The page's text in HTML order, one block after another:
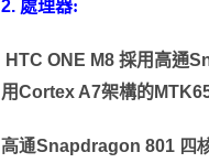
2. 處理器:
HTC ONE M8 採用高通
用Cortex A7架構的
高通Snapdragon 801 四